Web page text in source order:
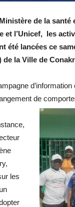
de la
et l’Unicef, les
été lancées ce
de la Ville de
de
les